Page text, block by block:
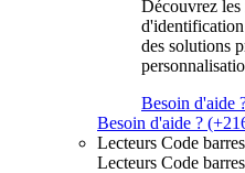
Découvrez les
d'identification
des solutions
Besoin d'aide
Besoin d'aide ?
Lecteurs Code barres
Lecteurs Code barres